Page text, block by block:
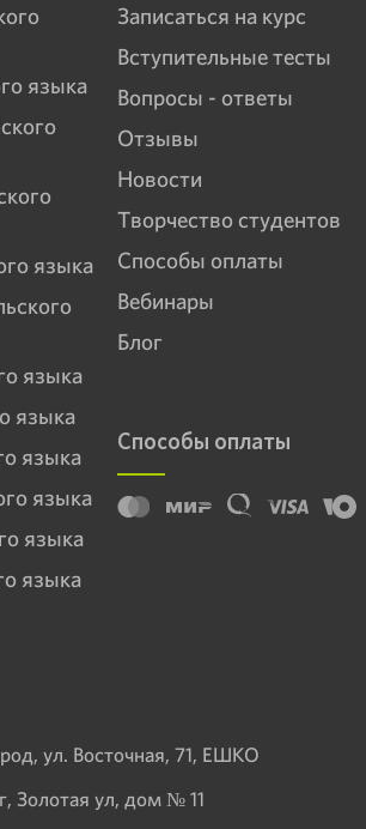
Записаться на курс
Вступительные тесты
Вопросы - ответы
Отзывы
Новости
Творчество студентов
Способы оплаты
Вебинары
Блог
Способы оплаты
языка
языка
языка
языка
языка
языка
языка
языка
ул. Восточная, 71, ЕШКО
Золотая ул, дом № 11